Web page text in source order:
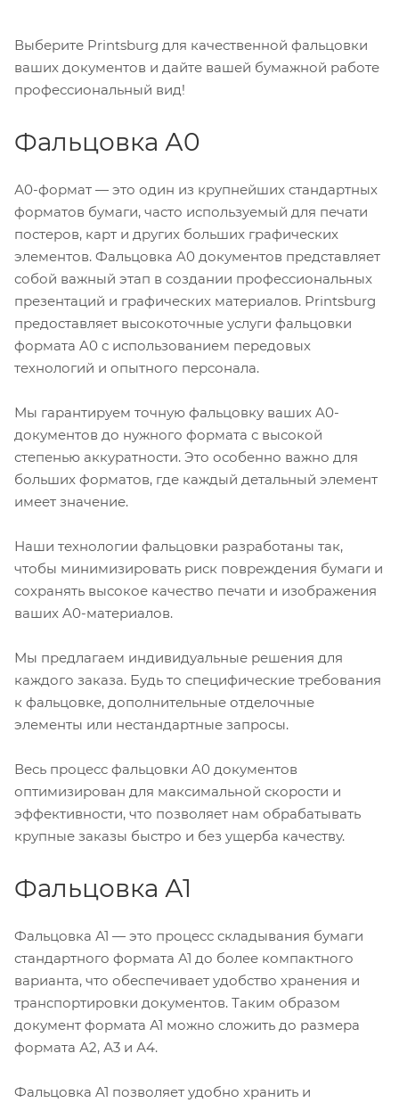
Выберите Printsburg для качественной фальцовки
ваших документов и дайте вашей бумажной работе
профессиональный вид!
Фальцовка А0
А0-формат — это один из крупнейших стандартных
форматов бумаги, часто используемый для печати
постеров, карт и других больших графических
элементов. Фальцовка A0 документов представляет
собой важный этап в создании профессиональных
презентаций и графических материалов. Printsburg
предоставляет высокоточные услуги фальцовки
формата A0 с использованием передовых
технологий и опытного персонала.
Мы гарантируем точную фальцовку ваших A0-
документов до нужного формата с высокой
степенью аккуратности. Это особенно важно для
больших форматов, где каждый детальный элемент
имеет значение.
Наши технологии фальцовки разработаны так,
чтобы минимизировать риск повреждения бумаги и
сохранять высокое качество печати и изображения
ваших A0-материалов.
Мы предлагаем индивидуальные решения для
каждого заказа. Будь то специфические требования
к фальцовке, дополнительные отделочные
элементы или нестандартные запросы.
Весь процесс фальцовки A0 документов
оптимизирован для максимальной скорости и
эффективности, что позволяет нам обрабатывать
крупные заказы быстро и без ущерба качеству.
Фальцовка А1
Фальцовка А1 — это процесс складывания бумаги
стандартного формата A1 до более компактного
варианта, что обеспечивает удобство хранения и
транспортировки документов. Таким образом
документ формата А1 можно сложить до размера
формата А2, А3 и А4.
Фальцовка A1 позволяет удобно хранить и